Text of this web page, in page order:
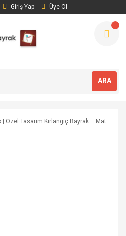
Giriş Yap Üye Ol
ARA